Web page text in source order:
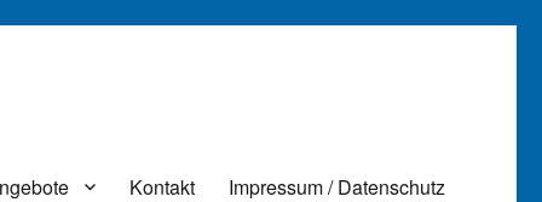
Kontakt Impressum / Datenschutz